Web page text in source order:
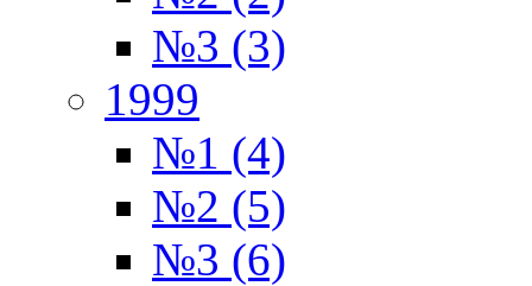
№3 (3)
1999
№1 (4)
№2 (5)
№3 (6)